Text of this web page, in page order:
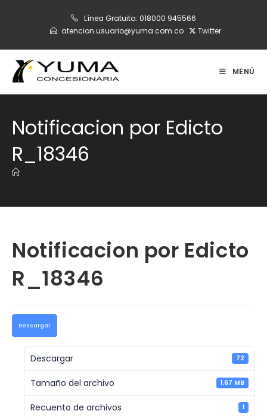
Línea Gratuita: 018000 945566
atencion.usuario@yuma.com.co
Twitter
MENÚ
Notificacion por Edicto
R_18346
Notificacion por Edicto
R_18346
Descargar
Descargar 72
Tamaño del archivo 1.67 MB
Recuento de archivos 1